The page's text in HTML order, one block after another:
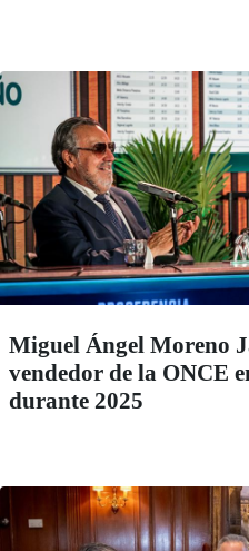
Miguel Ángel Moreno
vendedor de la ONCE
durante 2025